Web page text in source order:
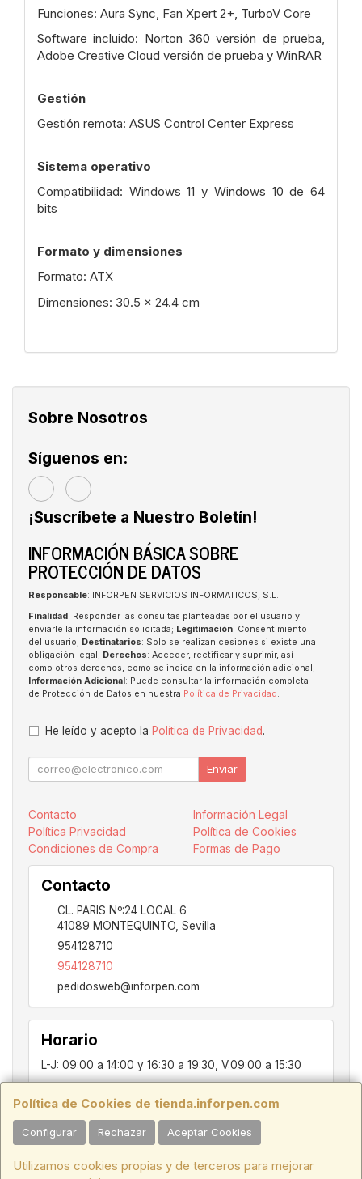
Funciones: Aura Sync, Fan Xpert 2+, TurboV Core
Software incluido: Norton 360 versión de prueba,
Adobe Creative Cloud versión de prueba y WinRAR
Gestión
Gestión remota: ASUS Control Center Express
Sistema operativo
Compatibilidad: Windows 11 y Windows 10 de 64
bits
Formato y dimensiones
Formato: ATX
Dimensiones: 30.5 x 24.4 cm
Política de Cookies de tienda.inforpen.com
Configurar Rechazar Aceptar Cookies
Utilizamos cookies propias y de terceros para mejorar
Sobre Nosotros
Síguenos en:
¡Suscríbete a Nuestro Boletín!
INFORMACIÓN BÁSICA SOBRE
PROTECCIÓN DE DATOS
Responsable: INFORPEN SERVICIOS INFORMATICOS, S.L.
Finalidad : Responder las consultas planteadas por el usuario y
enviarle la información solicitada; Legitimación: Consentimiento
del usuario; Destinatarios: Solo se realizan cesiones si existe una
obligación legal; Derechos: Acceder, rectificar y suprimir, así
como otros derechos, como se indica en la información adicional;
Información Adicional : Puede consultar la información completa
de Protección de Datos en nuestra Política de Privacidad .
He leído y acepto la Política de Privacidad.
Enviar
Contacto
Información Legal
Política Privacidad
Política de Cookies
Condiciones de Compra
Formas de Pago
Contacto
CL. PARIS Nº:24 LOCAL 6
41089 MONTEQUINTO Sevilla
954128710
954128710
pedidosweb@inforpen.com
Horario
L-J: 09:00 a 14:00 y 16:30 a 19:30, V:09:00 a 15:30
PARIS, 24, LOCAL 6, 41089, Montequinto - Dos Hermanas, SEVILLA,
C.I.F.:ESB91914697 - Tfno.:954128710
HORARIO INVIERNO:Lunes a Jueves de 09:00 a 14:00 y de 16:30 a